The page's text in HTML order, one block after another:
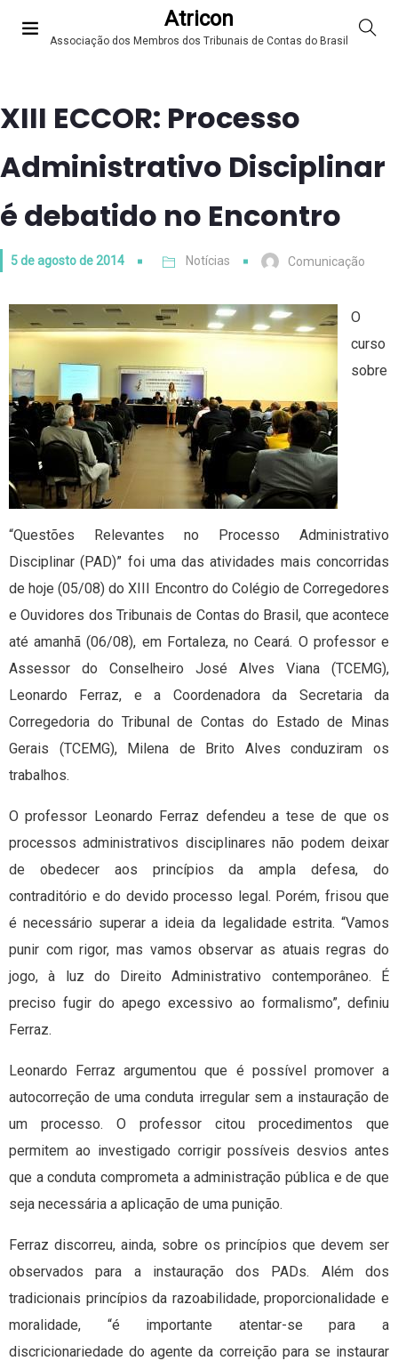
Atricon
Associação dos Membros dos Tribunais de Contas do Brasil
XIII ECCOR: Processo
Administrativo Disciplinar
é debatido no Encontro
5 de agosto de 2014 Notícias Comunicação
O
curso
sobre
“Questões Relevantes no Processo Administrativo
Disciplinar (PAD)” foi uma das atividades mais concorridas
de hoje (05/08) do XIII Encontro do Colégio de Corregedores
e Ouvidores dos Tribunais de Contas do Brasil, que acontece
até amanhã (06/08), em Fortaleza, no Ceará. O professor e
Assessor do Conselheiro José Alves Viana (TCEMG),
Leonardo Ferraz, e a Coordenadora da Secretaria da
Corregedoria do Tribunal de Contas do Estado de Minas
Gerais (TCEMG), Milena de Brito Alves conduziram os
trabalhos.
O professor Leonardo Ferraz defendeu a tese de que os
processos administrativos disciplinares não podem deixar
de obedecer aos princípios da ampla defesa, do
contraditório e do devido processo legal. Porém, frisou que
é necessário superar a ideia da legalidade estrita. “Vamos
punir com rigor, mas vamos observar as atuais regras do
jogo, à luz do Direito Administrativo contemporâneo. É
preciso fugir do apego excessivo ao formalismo”, definiu
Ferraz.
Leonardo Ferraz argumentou que é possível promover a
autocorreção de uma conduta irregular sem a instauração de
um processo. O professor citou procedimentos que
permitem ao investigado corrigir possíveis desvios antes
que a conduta comprometa a administração pública e de que
seja necessária a aplicação de uma punição.
Ferraz discorreu, ainda, sobre os princípios que devem ser
observados para a instauração dos PADs. Além dos
tradicionais princípios da razoabilidade, proporcionalidade e
moralidade, “é importante atentar-se para a
discricionariedade do agente da correição para se instaurar